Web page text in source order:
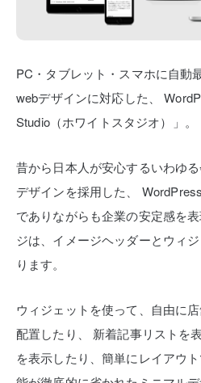
PC・タブレット・スマホに自動
webデザインに対応した、
Studio（ホワイトスタジオ）」。
昔から日本人が安心するいわゆ
デザインを採用した、
でありながらも企業の安定感を表
ジは、イメージヘッダーとウィ
ります。
ウィジェットを使って、自由に
配置したり、
新着記事リストを
を表示したり、簡単にレイアウト